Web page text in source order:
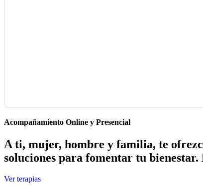
Acompañamiento Online y Presencial
A ti, mujer, hombre y familia, te
soluciones para fomentar tu
Ver terapias